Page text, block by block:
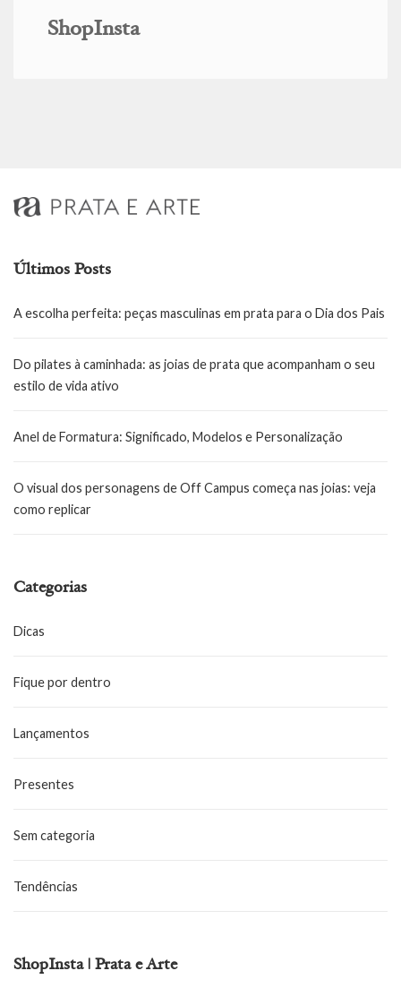
ShopInsta
Últimos Posts
A escolha perfeita: peças masculinas em prata para o Dia dos Pais
Do pilates à caminhada: as joias de prata que acompanham o seu
estilo de vida ativo
Anel de Formatura: Significado, Modelos e Personalização
O visual dos personagens de Off Campus começa nas joias: veja
como replicar
Categorias
Dicas
Fique por dentro
Lançamentos
Presentes
Sem categoria
Tendências
ShopInsta | Prata e Arte